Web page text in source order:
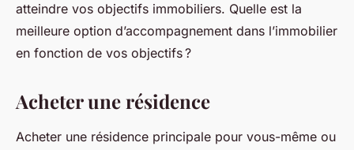
jean•26 janvier 2024•2 min de lecture
atteindre vos objectifs immobiliers. Quelle est la
meilleure option d’accompagnement dans l’immobilier
en fonction de vos objectifs ?
Acheter une résidence
Acheter une résidence principale pour vous-même ou